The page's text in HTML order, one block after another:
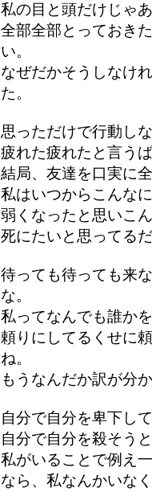
私の目と頭だけじゃ
全部全部とっておき
い。
なぜだかそうしなけ
た。
思っただけで行動し
疲れた疲れたと言う
結局、友達を口実に
私はいつからこんな
弱くなったと思いこ
死にたいと思ってる
待っても待っても来
な。
私ってなんでも誰か
頼りにしてるくせに
ね。
もうなんだか訳が分
自分で自分を卑下し
自分で自分を殺そう
私がいることで例え
なら、私なんかいな